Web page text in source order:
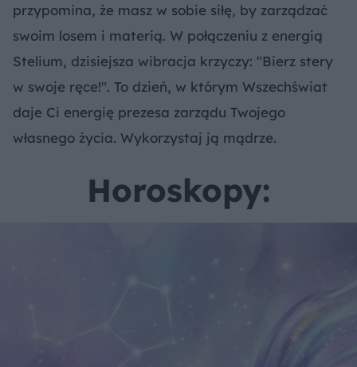
przypomina, że masz w sobie siłę, by zarządzać
swoim losem i materią. W połączeniu z energią
Stelium, dzisiejsza wibracja krzyczy: "Bierz stery
w swoje ręce!". To dzień, w którym Wszechświat
daje Ci energię prezesa zarządu Twojego
własnego życia. Wykorzystaj ją mądrze.
Horoskopy: